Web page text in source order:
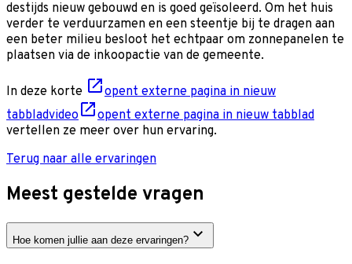
destijds nieuw gebouwd en is goed geïsoleerd. Om het huis
verder te verduurzamen en een steentje bij te dragen aan
een beter milieu besloot het echtpaar om zonnepanelen te
plaatsen via de inkoopactie van de gemeente.
In deze korte
opent externe pagina in nieuw
tabbladvideo
opent externe pagina in nieuw tabblad
vertellen ze meer over hun ervaring.
Terug naar alle ervaringen
Meest gestelde vragen
Hoe komen jullie aan deze ervaringen?